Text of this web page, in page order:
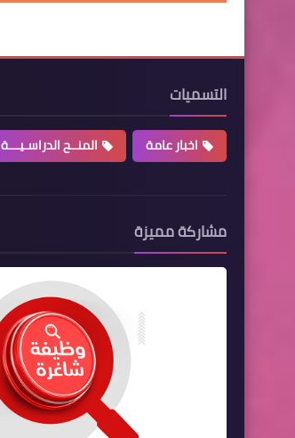
التسميات
اخبار عامة المنــح الدراسـيـــة
مشاركة مميزة